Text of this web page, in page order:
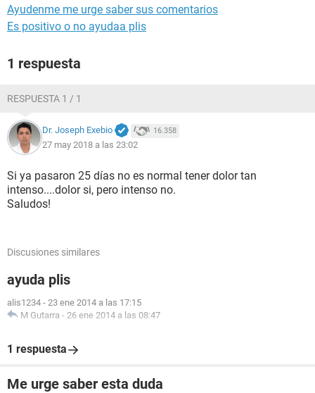
Ayudenme me urge saber sus comentarios
Es positivo o no ayudaa plis
1 respuesta
RESPUESTA 1 / 1
Dr. Joseph Exebio 16.358
27 may 2018 a las 23:02
Si ya pasaron 25 días no es normal tener dolor tan
intenso....dolor si, pero intenso no.
Saludos!
Discusiones similares
ayuda plis
alis1234 - 23 ene 2014 a las 17:15
M Gutarra - 26 ene 2014 a las 08:47
1 respuesta
Me urge saber esta duda